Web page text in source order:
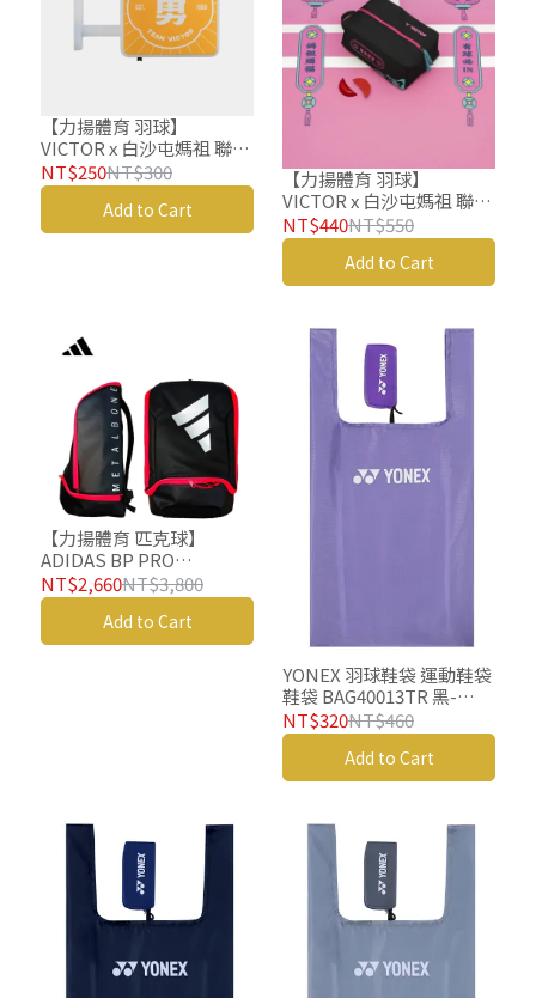
【力揚體育 羽球】
VICTOR x 白沙屯媽祖 聯名
系列 磁吸燈 C-
P00BMZ2601 E 招牌小燈
NT$250NT$300
Add to Cart
【力揚體育 羽球】
VICTOR x 白沙屯媽祖 聯名
系列 鞋袋 C-BG1317BMZ C
NT$440NT$550
Add to Cart
【力揚體育 匹克球】
ADIDAS BP PRO
Pickleball BAG 匹克球拍
袋 匹克球拍包 匹克球背包
匹克球拍袋 匹克球後背包
NT$2,660NT$3,800
Add to Cart
YONEX 羽球鞋袋 運動鞋袋
鞋袋 BAG40013TR 黑-
copy-copy-copy-copy
NT$320NT$460
Add to Cart